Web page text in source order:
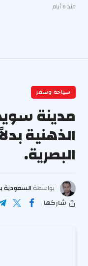
منذ 6 أيام
سياحة وسفر
مدينة
الذهنية
البصرية.
بواسطة السعودية
شاركها